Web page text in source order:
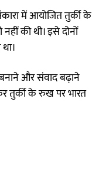
में आयोजित तुर्की के
नहीं की थी। इसे दोनों
बनाने और संवाद बढ़ाने
तुर्की के रुख पर भारत